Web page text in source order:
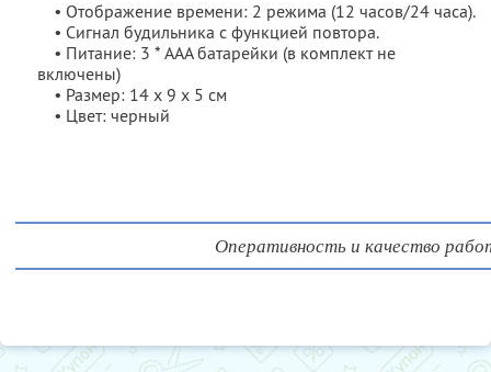
• Отображение времени: 2 режима (12 часов/24 часа).
• Сигнал будильника с функцией повтора.
• Питание: 3 * AAA батарейки (в комплект не
включены)
• Размер: 14 х 9 х 5 см
• Цвет: черный
Оперативность и качество